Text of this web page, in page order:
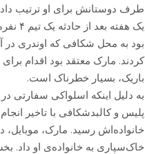
طرف دوستانش برای او ترتیب
یک
بود به محل شکافی که اوندری در
کردند. مارک معتقد بود اقدام
باریک، بسیار خطرناک است.
به دلیل اینکه اسلواکی سفارتی
پلیس و کالبدشکافی با تاخیر
خانواده‌اش رسید. مارک،
خاک‌سپاری به خانواده‌ی او داد.